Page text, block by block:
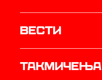
Вести
Такмичења